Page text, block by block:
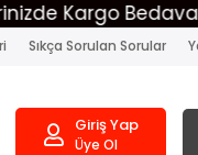
Kargo Bedava !
Sıkça Sorulan Sorular
Giriş Yap
Üye Ol